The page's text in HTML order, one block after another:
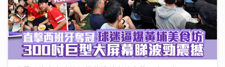
20/07/2026